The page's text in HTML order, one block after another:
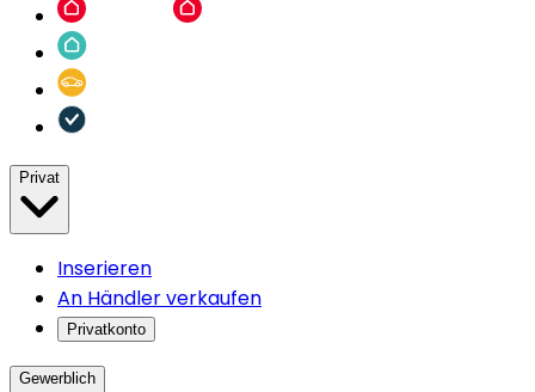
Privat
Inserieren
An Händler verkaufen
Privatkonto
Gewerblich